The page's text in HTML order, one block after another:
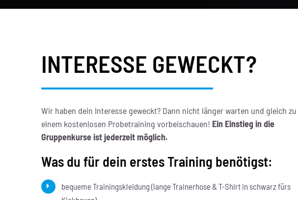
INTERESSE GEWECKT?
Wir haben dein Interesse geweckt? Dann nicht länger warten und gleich zu
einem kostenlosen Probetraining vorbeischauen! Ein Einstieg in die
Gruppenkurse ist jederzeit möglich.
Was du für dein erstes Training benötigst:
bequeme Trainingskleidung (lange Trainerhose & T-Shirt in schwarz fürs